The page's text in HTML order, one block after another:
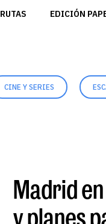
RUTAS EDICIÓN
CINE Y SERIES
Madrid
y planes